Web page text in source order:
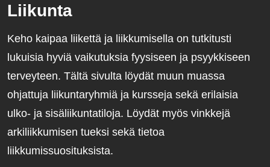
Liikunta
Keho kaipaa liikettä ja liikkumisella on tutkitusti
lukuisia hyviä vaikutuksia fyysiseen ja psyykkiseen
terveyteen. Tältä sivulta löydät muun muassa
ohjattuja liikuntaryhmiä ja kursseja sekä erilaisia
ulko- ja sisäliikuntatiloja. Löydät myös vinkkejä
arkiliikkumisen tueksi sekä tietoa
liikkumissuosituksista.